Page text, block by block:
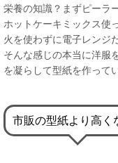
栄養の知識？まずピーラ
ホットケーキミックス使
火を使わずに電子レンジ
そんな感じの本当に洋服
を凝らして型紙を作って
市販の型紙より高く